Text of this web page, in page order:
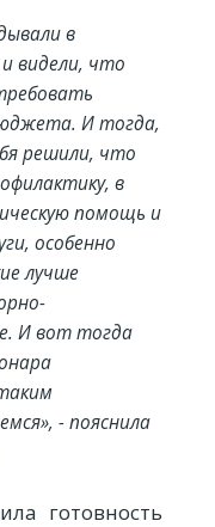
в
видели, что
И тогда,
решили, что
в
помощь и
особенно
лучше
И вот тогда
- пояснила
готовность